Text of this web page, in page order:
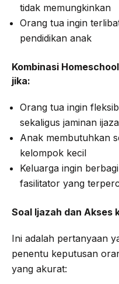
tidak memungkinkan
Orang tua ingin
pendidikan anak
Kombinasi
jika:
Orang tua ingin
sekaligus jaminan
Anak membutuhkan
kelompok kecil
Keluarga ingin
fasilitator yang
Soal Ijazah dan Akses
Ini adalah pertanyaan
penentu keputusan
yang akurat: